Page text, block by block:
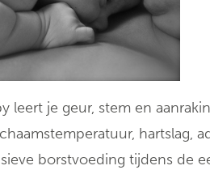
leert je geur, stem en
hartslag,
borstvoeding tijdens de